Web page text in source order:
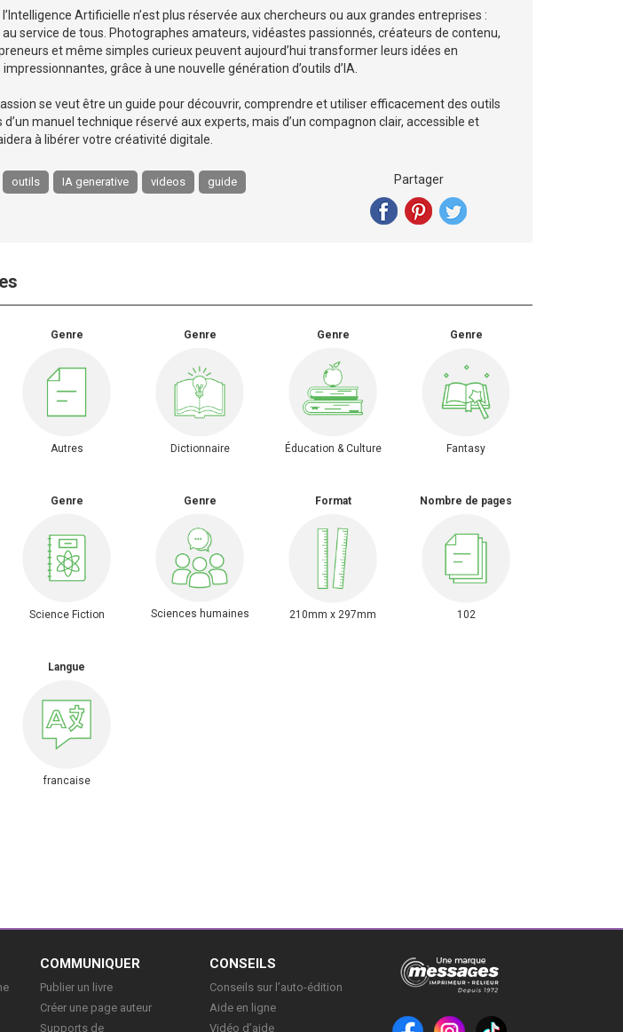
Artificielle n’est plus réservée aux chercheurs ou aux grandes entreprises :
service de tous. Photographes amateurs, vidéastes passionnés, créateurs de contenu,
et même simples curieux peuvent aujourd’hui transformer leurs idées en
grâce à une nouvelle génération d’outils d’IA.
se veut être un guide pour découvrir, comprendre et utiliser efficacement des outils
d’un manuel technique réservé aux experts, mais d’un compagnon clair, accessible et
à libérer votre créativité digitale.
outils IA generative videos guide Partager
Genre
Autres
Genre
Dictionnaire
Genre
Éducation & Culture
Genre
Fantasy
Genre
Science Fiction
Genre
Sciences humaines
Format
210mm x 297mm
Nombre de pages
102
Langue
francaise
COMMUNIQUER
Publier un livre
Créer une page auteur
Supports de
CONSEILS
Conseils sur l’auto-édition
Aide en ligne
Vidéo d’aide